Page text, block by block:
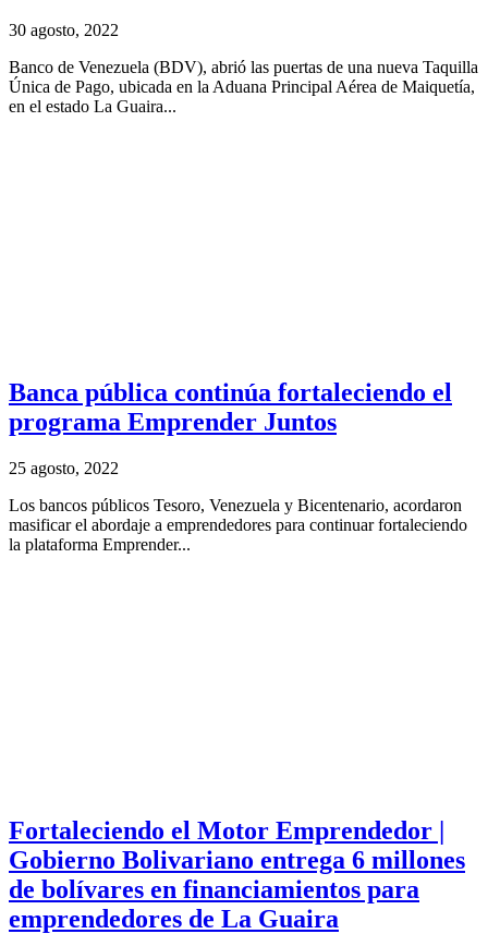
30 agosto, 2022
Banco de Venezuela (BDV), abrió las puertas de una nueva Taquilla
Única de Pago, ubicada en la Aduana Principal Aérea de Maiquetía,
en el estado La Guaira...
Banca pública continúa fortaleciendo el
programa Emprender Juntos
25 agosto, 2022
Los bancos públicos Tesoro, Venezuela y Bicentenario, acordaron
masificar el abordaje a emprendedores para continuar fortaleciendo
la plataforma Emprender...
Fortaleciendo el Motor Emprendedor |
Gobierno Bolivariano entrega 6 millones
de bolívares en financiamientos para
emprendedores de La Guaira